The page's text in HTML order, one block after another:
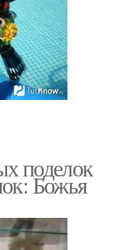
поделок
Божья